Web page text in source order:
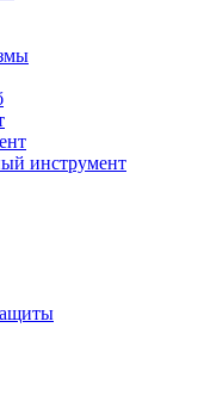
инструмент